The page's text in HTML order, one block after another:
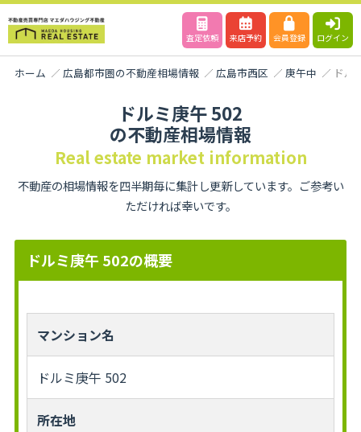
査定依頼 来店予約 会員登録 ログイン
ホーム 広島都市圏の不動産相場情報 広島市西区 庚午中 ドル
ドルミ庚午 502
の不動産相場情報
Real estate market information
不動産の相場情報を四半期毎に集計し更新しています。ご参考い
ただければ幸いです。
ドルミ庚午 502の概要
マンション名
ドルミ庚午 502
所在地